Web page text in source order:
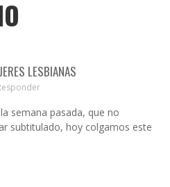
LESBIANAS
semana pasada, que no
subtitulado, hoy colgamos este